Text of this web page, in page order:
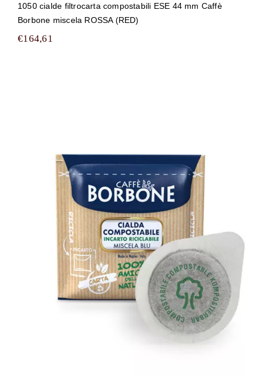
1050 cialde filtrocarta compostabili ESE 44 mm Caffè
Borbone miscela ROSSA (RED)
€164,61
1200 cialde filtrocarta compostabili
ESE 44 mm Caffè Borbone miscela
BLU